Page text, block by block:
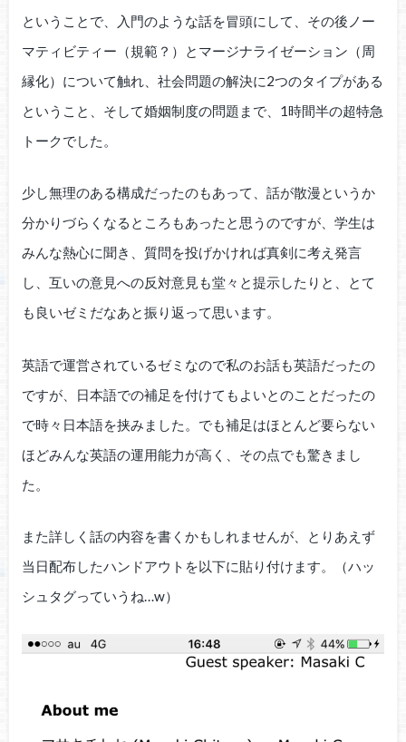
ということで、入門のような話を冒頭にして、その後ノー
マティビティー（規範？）とマージナライゼーション（周
縁化）について触れ、社会問題の解決に2つのタイプがある
ということ、そして婚姻制度の問題まで、1時間半の超特急
トークでした。
少し無理のある構成だったのもあって、話が散漫というか
分かりづらくなるところもあったと思うのですが、学生は
みんな熱心に聞き、質問を投げかければ真剣に考え発言
し、互いの意見への反対意見も堂々と提示したりと、とて
も良いゼミだなあと振り返って思います。
英語で運営されているゼミなので私のお話も英語だったの
ですが、日本語での補足を付けてもよいとのことだったの
で時々日本語を挟みました。でも補足はほとんど要らない
ほどみんな英語の運用能力が高く、その点でも驚きまし
た。
また詳しく話の内容を書くかもしれませんが、とりあえず
当日配布したハンドアウトを以下に貼り付けます。（ハッ
シュタグっていうね…w）